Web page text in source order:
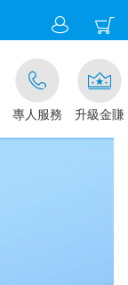
專人服務 升級金賺